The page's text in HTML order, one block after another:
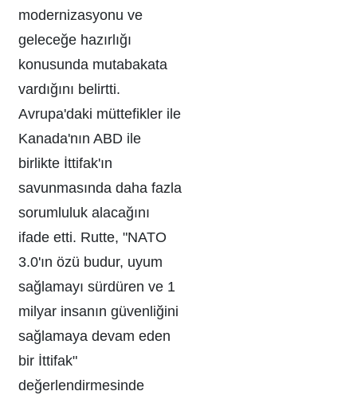
modernizasyonu ve
geleceğe hazırlığı
konusunda mutabakata
vardığını belirtti.
Avrupa'daki müttefikler ile
Kanada'nın ABD ile
birlikte İttifak'ın
savunmasında daha fazla
sorumluluk alacağını
ifade etti. Rutte, "NATO
3.0'ın özü budur, uyum
sağlamayı sürdüren ve 1
milyar insanın güvenliğini
sağlamaya devam eden
bir İttifak"
değerlendirmesinde